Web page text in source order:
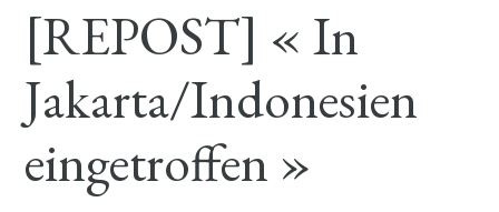
[REPOST] « In
Jakarta/Indonesien
eingetroffen »